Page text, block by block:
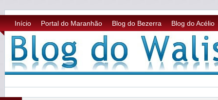
Início Portal do Maranhão Blog do Bezerra Blog do Acélio